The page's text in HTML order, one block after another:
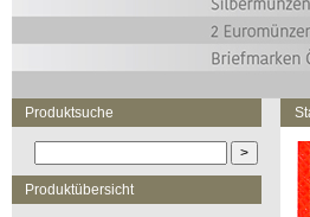
Produktsuche
Produktübersicht